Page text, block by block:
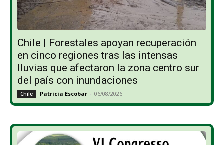
Chile | Forestales apoyan recuperación
en cinco regiones tras las intensas
lluvias que afectaron la zona centro sur
del país con inundaciones
Chile Patricia Escobar - 06/08/2026